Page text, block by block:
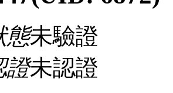
態未驗證
證未認證